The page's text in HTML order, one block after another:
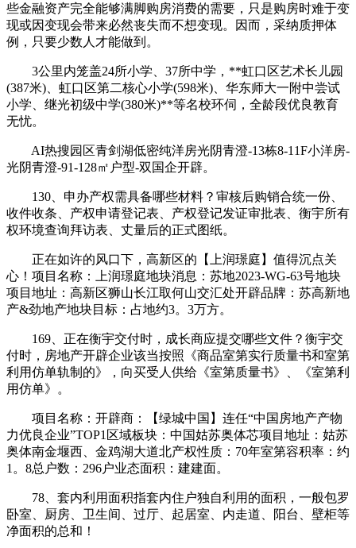
些金融资产完全能够满脚购房消费的需要，只是购房时难于变
现或因变现会带来必然丧失而不想变现。因而，采纳质押体
例，只要少数人才能做到。
3公里内笼盖24所小学、37所中学，**虹口区艺术长儿园
(387米)、虹口区第二核心小学(598米)、华东师大一附中尝试
小学、继光初级中学(380米)**等名校环伺，全龄段优良教育
无忧。
AI热搜园区青剑湖低密纯洋房光阴青澄-13栋8-11F小洋房-
光阴青澄-91-128㎡户型-双国企开辟。
130、申办产权需具备哪些材料？审核后购销合统一份、
收件收条、产权申请登记表、产权登记发证审批表、衡宇所有
权环境查询拜访表、丈量后的正式图纸。
正在如许的风口下，高新区的【上润璟庭】值得沉点关
心！项目名称：上润璟庭地块消息：苏地2023-WG-63号地块
项目地址：高新区狮山长江取何山交汇处开辟品牌：苏高新地
产&劲地产地块目标：占地约3。3万方。
169、正在衡宇交付时，成长商应提交哪些文件？衡宇交
付时，房地产开辟企业该当按照《商品室第实行质量书和室第
利用仿单轨制的》，向买受人供给《室第质量书》、《室第利
用仿单》。
项目名称：开辟商：【绿城中国】连任“中国房地产产物
力优良企业”TOP1区域板块：中国姑苏奥体芯项目地址：姑苏
奥体南金堰西、金鸡湖大道北产权性质：70年室第容积率：约
1。8总户数：296户业态面积：建建面。
78、套内利用面积指套内住户独自利用的面积，一般包罗
卧室、厨房、卫生间、过厅、起居室、内走道、阳台、壁柜等
净面积的总和！